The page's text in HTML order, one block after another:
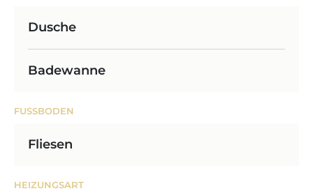
Dusche
Badewanne
FUSSBODEN
Fliesen
HEIZUNGSART